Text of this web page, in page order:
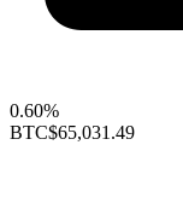
0.60%
BTC$65,031.49